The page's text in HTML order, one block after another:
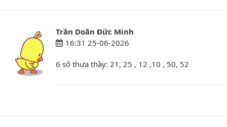
Trần Doãn Đức Minh
16:31 25-06-2026
6 số thưa thầy: 21, 25 , 12 ,10 , 50, 52